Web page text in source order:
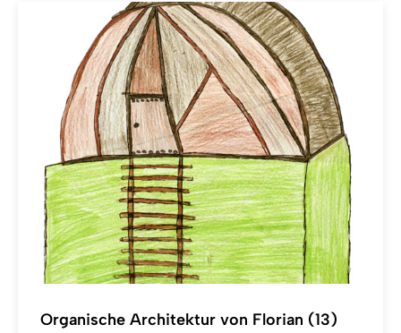
Organische Architektur von Florian (13)